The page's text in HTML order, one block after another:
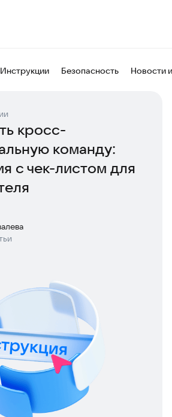
Инструкции Безопасность Новости
кросс-
команду:
с чек-листом для